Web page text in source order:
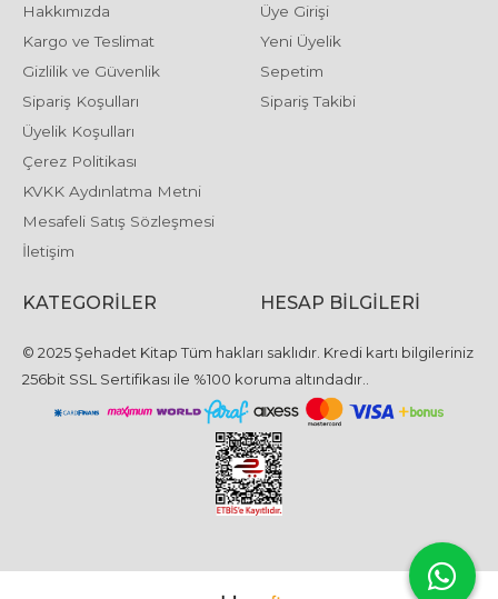
Hakkımızda
Kargo ve Teslimat
Gizlilik ve Güvenlik
Sipariş Koşulları
Üyelik Koşulları
Çerez Politikası
KVKK Aydınlatma Metni
Mesafeli Satış Sözleşmesi
İletişim
Üye Girişi
Yeni Üyelik
Sepetim
Sipariş Takibi
KATEGORILER HESAP BILGILERI
© 2025 Şehadet Kitap Tüm hakları saklıdır. Kredi kartı bilgileriniz
256bit SSL Sertifikası ile %100 koruma altındadır..